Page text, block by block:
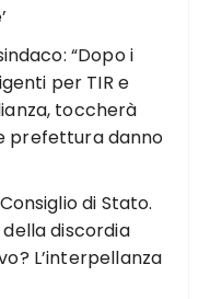
“Dopo i
per TIR e
toccherà
prefettura danno
di Stato.
della discordia
L’interpellanza